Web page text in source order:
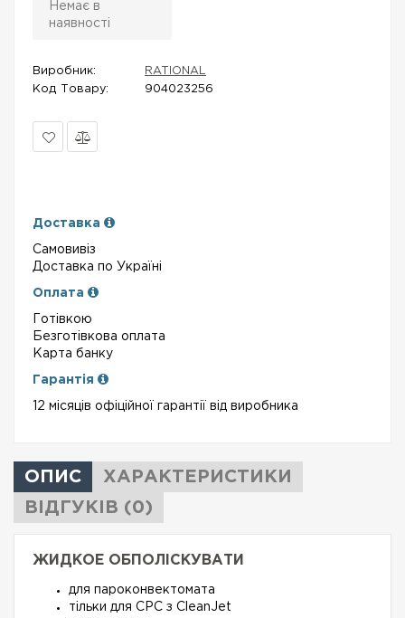
Немає в
наявності
Виробник:
RATIONAL
Код Товару:
904023256
Доставка
Самовивіз
Доставка по Україні
Оплата
Готівкою
Безготівкова оплата
Карта банку
Гарантія
12 місяців офіційної гарантії від виробника
ОПИС
ХАРАКТЕРИСТИКИ
ВІДГУКІВ (0)
ЖИДКОЕ ОБПОЛІСКУВАТИ
для пароконвектомата
тільки для CPC з CleanJet